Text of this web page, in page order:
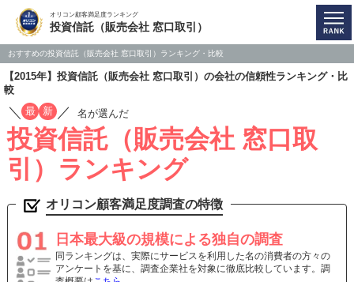
オリコン顧客満足度ランキング
投資信託（販売会社 窓口取引）
おすすめの投資信託（販売会社 窓口取引）ランキング・比較
【2015年】投資信託（販売会社 窓口取引）の会社の信頼性ランキング・比
較
／ 最 新 ／ 名が選んだ
投資信託（販売会社 窓口取
引）ランキング
オリコン顧客満足度調査の特徴
日本最大級の規模による独自の調査
同ランキングは、実際にサービスを利用した名の消費者の方々の
アンケートを基に、調査企業社を対象に徹底比較しています。調